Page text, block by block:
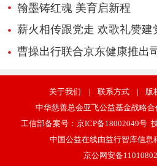
翰墨铸红魂 美育启新程
薪火相传跟党走 欢歌礼赞
举办庆七一文艺汇演活动
曹操出行联合京东健康推出
数字化服务护航城市摆渡人
关于我们 | 联系方式 | 版
中华慈善总会亚飞公益基金战略合
工信部备案号： 京ICP备18002049号技
中国公益在线由益行智库信息
京公网安备